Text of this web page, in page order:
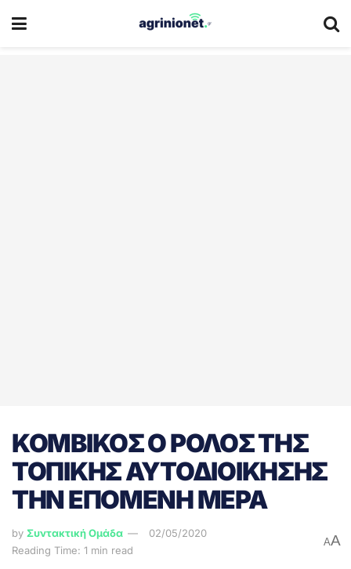
ΚΟΜΒΙΚΟΣ Ο ΡΟΛΟΣ ΤΗΣ
ΤΟΠΙΚΗΣ ΑΥΤΟΔΙΟΙΚΗΣΗΣ
ΤΗΝ ΕΠΟΜΕΝΗ ΜΕΡΑ
by Συντακτική Ομάδα
02/05/2020
Reading Time: 1 min read
AA